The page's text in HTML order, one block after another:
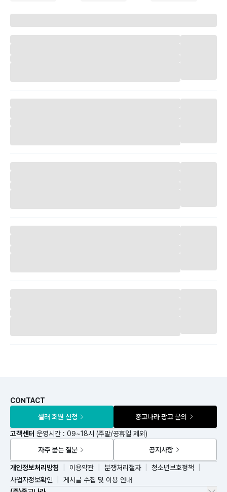
CONTACT
셀러 회원 신청
중고나라 광고 문의
고객센터 운영시간 : 09~18시 (주말/공휴일 제외)
자주 묻는 질문
공지사항
개인정보처리방침 이용약관 분쟁처리절차
청소년보호정책
사업자정보확인
게시글 수집 및 이용 안내